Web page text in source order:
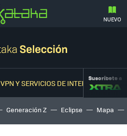
NUEVO
VPN Y SERVICIOS DE INTERNETSuscríbete a
Generación Z Eclipse Mapa